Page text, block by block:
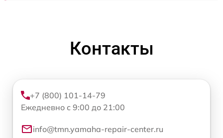
Контакты
+7 (800) 101-14-79
Ежедневно с 9:00 до 21:00
info@tmn.yamaha-repair-center.ru